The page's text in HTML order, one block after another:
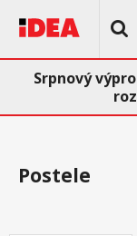
Srpnový
Postele